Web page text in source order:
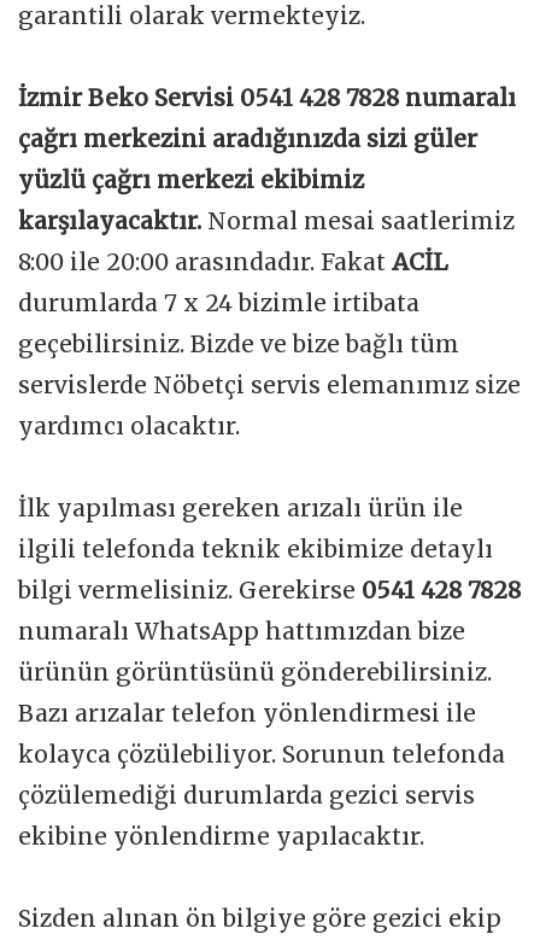
garantili olarak vermekteyiz.
İzmir Beko Servisi 0541 428 7828 numaralı
çağrı merkezini aradığınızda sizi güler
yüzlü çağrı merkezi ekibimiz
karşılayacaktır. Normal mesai saatlerimiz
8:00 ile 20:00 arasındadır. Fakat ACİL
durumlarda 7 x 24 bizimle irtibata
geçebilirsiniz. Bizde ve bize bağlı tüm
servislerde Nöbetçi servis elemanımız size
yardımcı olacaktır.
İlk yapılması gereken arızalı ürün ile
ilgili telefonda teknik ekibimize detaylı
bilgi vermelisiniz. Gerekirse 0541 428 7828
numaralı WhatsApp hattımızdan bize
ürünün görüntüsünü gönderebilirsiniz.
Bazı arızalar telefon yönlendirmesi ile
kolayca çözülebiliyor. Sorunun telefonda
çözülemediği durumlarda gezici servis
ekibine yönlendirme yapılacaktır.
Sizden alınan ön bilgiye göre gezici ekip